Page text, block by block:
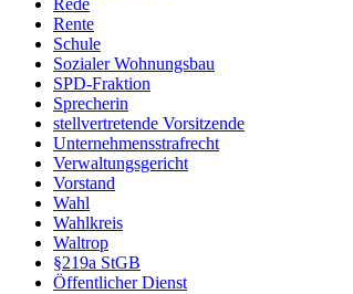
Rede
Rente
Schule
Sozialer Wohnungsbau
SPD-Fraktion
Sprecherin
stellvertretende Vorsitzende
Unternehmensstrafrecht
Verwaltungsgericht
Vorstand
Wahl
Wahlkreis
Waltrop
§219a StGB
Öffentlicher Dienst